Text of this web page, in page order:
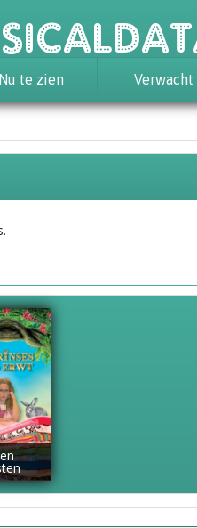
Nu te zien Verwacht